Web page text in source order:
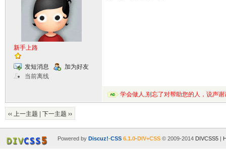
新手上路
发短消息
加为好友
当前离线
学会做人,别忘了对帮助您的人，说声谢
‹‹ 上一主题 下一主题 ››
Powered by Discuz!-CSS 6.1.0-DIV+CSS© 2009-2014 DIVCSS5|